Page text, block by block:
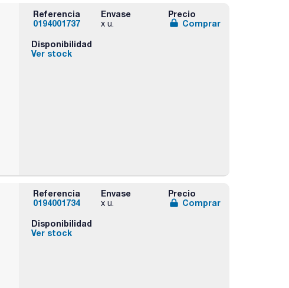
Referencia
0194001737
Envase
x u.
Precio
Comprar
Disponibilidad
Ver stock
Referencia
0194001734
Envase
x u.
Precio
Comprar
Disponibilidad
Ver stock